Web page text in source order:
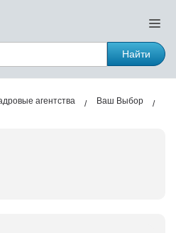
Найти
агентства Ваш Выбор